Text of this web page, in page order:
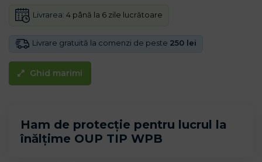
Ham de protecție pentru lucrul la
înălțime OUP TIP WPB
Livrare gratuită la comenzi de peste 250 lei
Livrarea: 4 până la 6 zile lucrătoare
Ghid marimi